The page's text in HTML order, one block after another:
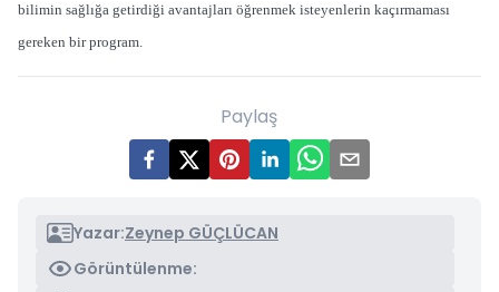
bilimin sağlığa getirdiği avantajları öğrenmek isteyenlerin kaçırmaması
gereken bir program.
Paylaş
Yazar:Zeynep GÜÇLÜCAN
Görüntülenme: